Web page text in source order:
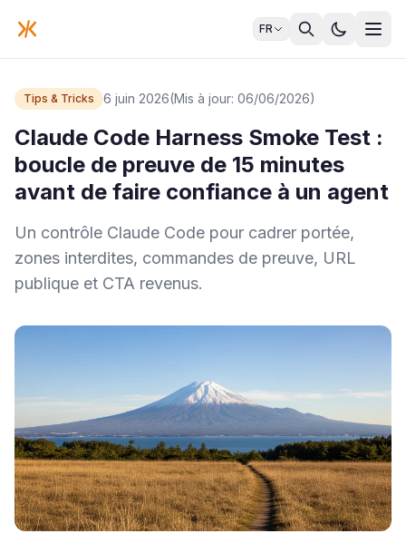
FR
Tips & Tricks 6 juin 2026(Mis à jour: 06/06/2026)
Claude Code Harness Smoke Test :
boucle de preuve de 15 minutes
avant de faire confiance à un agent
Un contrôle Claude Code pour cadrer portée,
zones interdites, commandes de preuve, URL
publique et CTA revenus.